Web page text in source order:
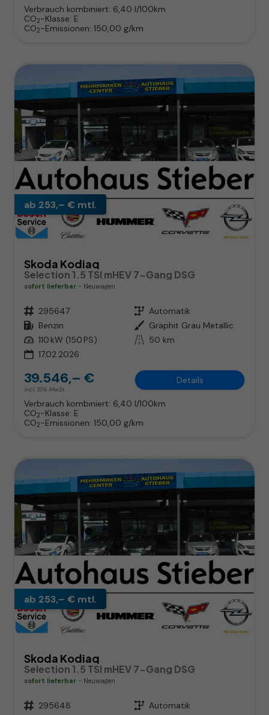
Verbrauch kombiniert: 6,40 l/100km
CO2-Klasse: E
CO2-Emissionen: 150,00 g/km
ab 253,– € mtl.
Skoda Kodiaq
Selection 1.5 TSI mHEV 7-Gang DSG
sofort lieferbar Neuwagen
Fahrzeugnr. 295647 Getriebe Automatik
Kraftstoff Benzin Außenfarbe Graphit Grau Metallic
Leistung 110 kW (150 PS) Kilometerstand 50 km
17.02.2026
39.546,– €
incl. 19% MwSt.
Details
Verbrauch kombiniert: 6,40 l/100km
CO2-Klasse: E
CO2-Emissionen: 150,00 g/km
ab 253,– € mtl.
Skoda Kodiaq
Selection 1.5 TSI mHEV 7-Gang DSG
sofort lieferbar Neuwagen
Fahrzeugnr. 295648 Getriebe Automatik